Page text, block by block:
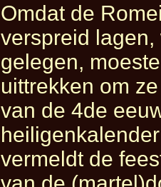
Omdat de
verspreid
gelegen,
uittrekken om
van de 4de
vermeldt de